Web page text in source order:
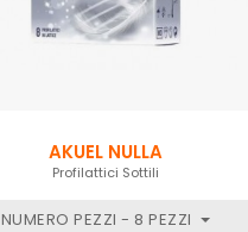
AKUEL NULLA
Profilattici Sottili
NUMERO PEZZI - 8 PEZZI